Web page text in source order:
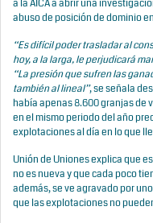
a la AICA a abrir una
abuso de posición de dominio
“Es difícil poder trasladar al
hoy, a la larga, le perjudicará
“La presión que sufren las
también al lineal”, se señala
había apenas 8.600 granjas de
en el mismo periodo del año
explotaciones al día en lo que
Unión de Uniones explica que
no es nueva y que cada poco
además, se ve agravado por
que las explotaciones no